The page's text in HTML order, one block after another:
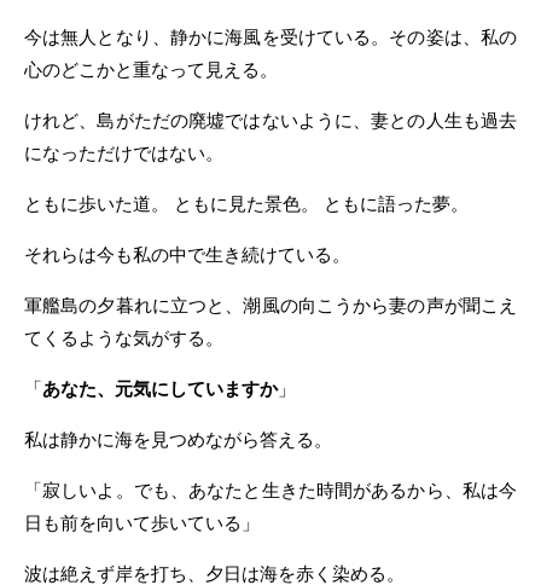
今は無人となり、静かに海風を受けている。その姿は、私の
心のどこかと重なって見える。
けれど、島がただの廃墟ではないように、妻との人生も過去
になっただけではない。
ともに歩いた道。 ともに見た景色。 ともに語った夢。
それらは今も私の中で生き続けている。
軍艦島の夕暮れに立つと、潮風の向こうから妻の声が聞こえ
てくるような気がする。
「あなた、元気にしていますか」
私は静かに海を見つめながら答える。
「寂しいよ。でも、あなたと生きた時間があるから、私は今
日も前を向いて歩いている」
波は絶えず岸を打ち、夕日は海を赤く染める。